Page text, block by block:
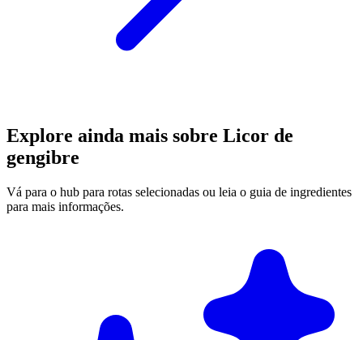
Explore ainda mais sobre Licor de
gengibre
Vá para o hub para rotas selecionadas ou leia o guia de ingredientes
para mais informações.